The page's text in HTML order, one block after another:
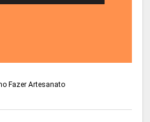
Fazer Artesanato